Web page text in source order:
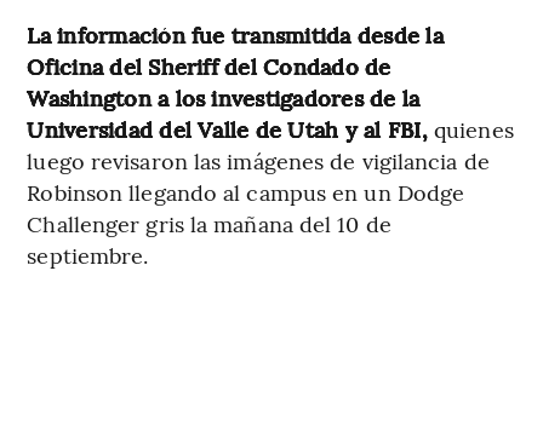
La información fue transmitida desde la
Oficina del Sheriff del Condado de
Washington a los investigadores de la
Universidad del Valle de Utah y al FBI, quienes
luego revisaron las imágenes de vigilancia de
Robinson llegando al campus en un Dodge
Challenger gris la mañana del 10 de
septiembre.